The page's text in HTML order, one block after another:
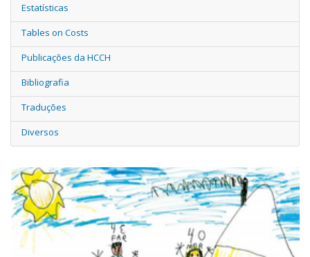
Estatísticas
Tables on Costs
Publicações da HCCH
Bibliografia
Traduções
Diversos